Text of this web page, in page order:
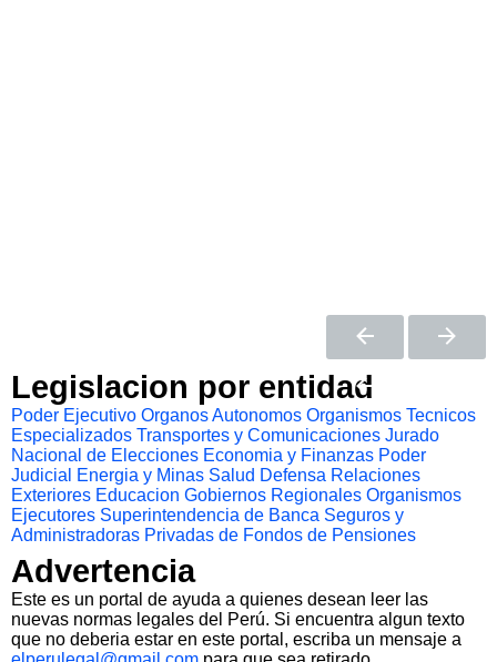
Legislacion por entidad
Poder Ejecutivo Organos Autonomos Organismos Tecnicos
Especializados Transportes y Comunicaciones Jurado
Nacional de Elecciones Economia y Finanzas Poder
Judicial
Energia y Minas Salud Defensa Relaciones
Exteriores Educacion Gobiernos Regionales Organismos
Ejecutores Superintendencia de Banca Seguros y
Administradoras Privadas de Fondos de Pensiones
Advertencia
Este es un portal de ayuda a quienes desean leer las
nuevas normas legales del Perú. Si encuentra algun texto
que no deberia estar en este portal, escriba un mensaje a